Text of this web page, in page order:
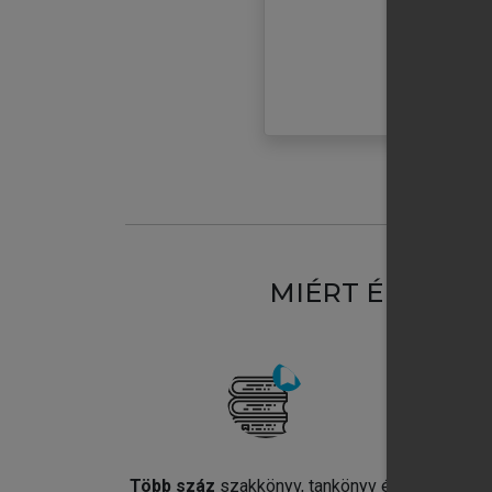
MIÉRT
Több száz szakkönyv, tankönyv és